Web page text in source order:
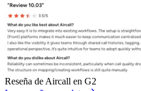
Reseña de Aircall en G2